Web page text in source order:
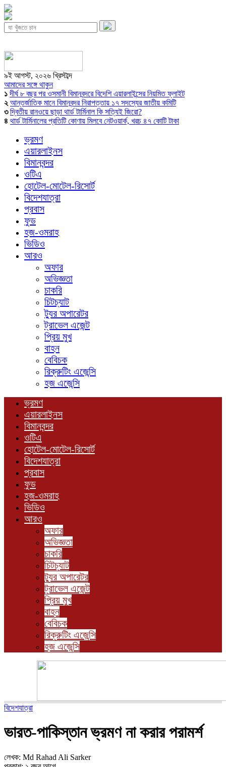
৯ই আগস্ট, ২০২৬ খ্রিস্টাব্দ
আমাদের সঙ্গে থাকুন
১ দীর্ঘ ৮ বছর পর ওসমানী বিমানবন্দরে বিদেশি এয়ারলাইন্সের নিয়মিত ফ্লাইট
২ আন্তর্জাতিক মানে বিমানবন্দর নিরাপত্তায় ১৭ সদস্যের জাতীয় কমিটি
৩ দ্বিতীয় রানওয়ে ছাড়া থার্ড টার্মিনাল কি সত্যিই জিরো?
৪ থার্ড টার্মিনালের প্রতিটি কোণায় মিলবে নেটওয়ার্ক, খরচ ৪৭ কোটি টাকা
ভ্রমণ
এয়ারলাইনস
বিমানবন্দর
ওটিএ
হোটেল-মোটেল-রিসোর্ট
বিদেশযাত্রা
প্রবাস
ফুড
হজ-ওমরাহ
ভিডিও
আরও
অফার
অভিজ্ঞতা
চাকরি
চিটচ্যাট
ট্যুর অপারেটর
ট্রাভেল এজেন্ট
প্রিয় মুখ
বাহন
বেবিচক
রিক্রুটিং এজেন্সি
হজ এজেন্সি
ভ্রমণ
এয়ারলাইনস
বিমানবন্দর
ওটিএ
হোটেল-মোটেল-রিসোর্ট
বিদেশযাত্রা
প্রবাস
ফুড
হজ-ওমরাহ
ভিডিও
আরও
অফার
অভিজ্ঞতা
চাকরি
চিটচ্যাট
ট্যুর অপারেটর
ট্রাভেল এজেন্ট
প্রিয় মুখ
বাহন
বেবিচক
রিক্রুটিং এজেন্সি
হজ এজেন্সি
বিদেশযাত্রা
ভারত-পাকিস্তান ভ্রমণ না করার পরামর্শ
লেখক: Md Rahad Ali Sarker